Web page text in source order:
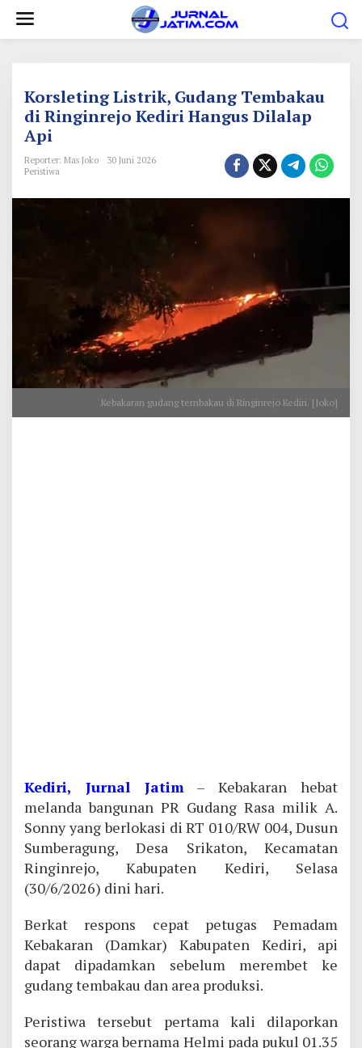
Korsleting Listrik, Gudang Tembakau
di Ringinrejo Kediri Hangus Dilalap
Api
Reporter: Mas Joko
30 Juni 2026
Peristiwa
Kebakaran gudang tembakau di Ringinrejo Kediri. [Joko]
Kediri, Jurnal Jatim– Kebakaran hebat
melanda bangunan PR Gudang Rasa milik A.
Sonny yang berlokasi di RT 010/RW 004, Dusun
Sumberagung, Desa Srikaton, Kecamatan
Ringinrejo, Kabupaten Kediri, Selasa
(30/6/2026) dini hari.
Berkat respons cepat petugas Pemadam
Kebakaran (Damkar) Kabupaten Kediri, api
dapat dipadamkan sebelum merembet ke
gudang tembakau dan area produksi.
Peristiwa tersebut pertama kali dilaporkan
seorang warga bernama Helmi pada pukul 01.35